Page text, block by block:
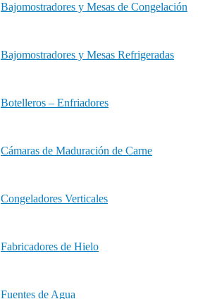
Bajomostradores y Mesas de Congelación
Bajomostradores y Mesas Refrigeradas
Botelleros – Enfriadores
Cámaras de Maduración de Carne
Congeladores Verticales
Fabricadores de Hielo
Fuentes de Agua